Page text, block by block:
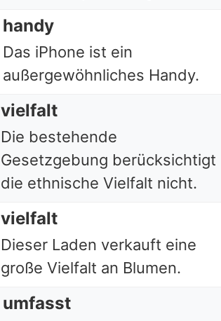
handy
Das iPhone ist ein
außergewöhnliches Handy.
vielfalt
Die bestehende
Gesetzgebung berücksichtigt
die ethnische Vielfalt nicht.
vielfalt
Dieser Laden verkauft eine
große Vielfalt an Blumen.
umfasst